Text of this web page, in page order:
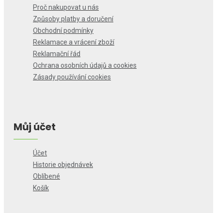
Proč nakupovat u nás
Způsoby platby a doručení
Obchodní podmínky
Reklamace a vrácení zboží
Reklamační řád
Ochrana osobních údajů a cookies
Zásady používání cookies
Můj účet
Účet
Historie objednávek
Oblíbené
Košík